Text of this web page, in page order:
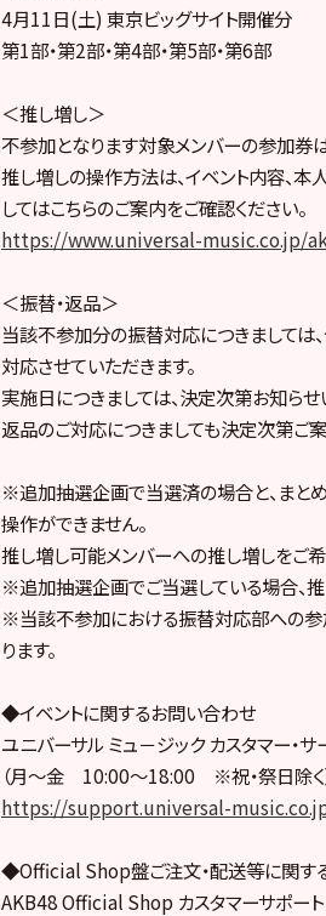
4月11日(土) 東京ビッグサイト開催分
第1部・第2部・第4部・第5部・第6部
＜推し増し＞
不参加となります対象メンバーの参加券
推し増しの操作方法は、イベント内容、本
してはこちらのご案内をご確認ください。
https://www.universal-music.co.jp/
＜振替・返品＞
当該不参加分の振替対応につきましては
対応させていただきます。
実施日につきましては、決定次第お知ら
返品のご対応につきましても決定次第ご
※追加抽選企画で当選済の場合と、まと
操作ができません。
推し増し可能メンバーへの推し増しをご希
※追加抽選企画でご当選している場合、
※当該不参加における振替対応部への参
ります。
◆イベントに関するお問い合わせ
ユニバーサル ミュ－ジック カスタマー・
（月～金 10:00～18:00 ※祝・祭日除く
https://support.universal-
◆Official Shop盤ご注文・配送等に関す
AKB48 Official Shop カスタマーサポート